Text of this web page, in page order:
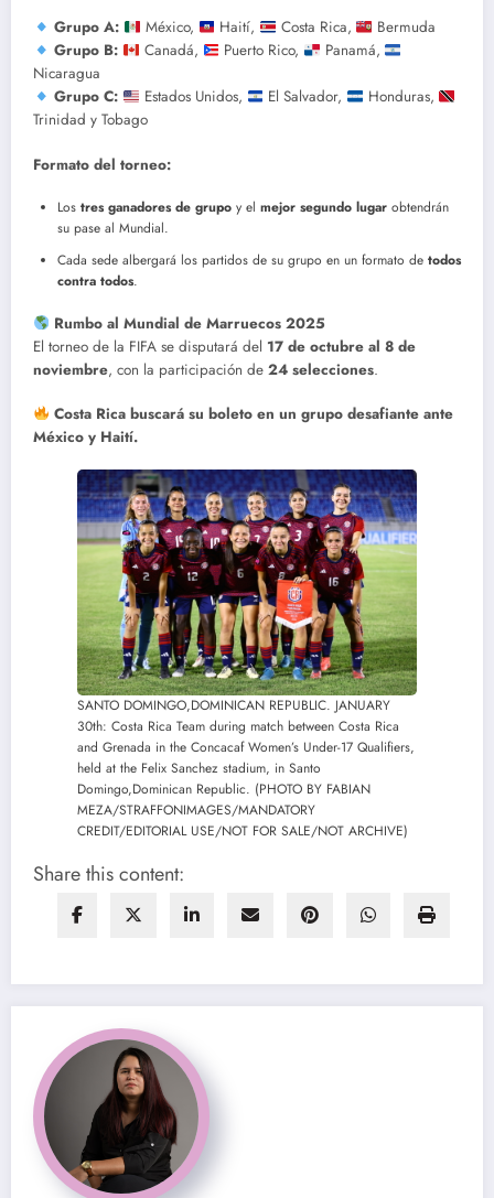
Grupo A: México, Haití, Costa Rica,
Bermuda
Grupo B:
Canadá, Puerto Rico,
Panamá,
Nicaragua
Grupo C:
Estados Unidos, El Salvador,
Honduras,
Trinidad y Tobago
Formato del torneo:
Los tres ganadores de grupo y el mejor segundo lugar obtendrán
su pase al Mundial.
Cada sede albergará los partidos de su grupo en un formato de todos
contra todos.
Rumbo al Mundial de Marruecos 2025
El torneo de la FIFA se disputará del 17 de octubre al 8 de
noviembre, con la participación de 24 selecciones.
Costa Rica buscará su boleto en un grupo desafiante ante
México y Haití.
SANTO DOMINGO,DOMINICAN REPUBLIC. JANUARY
30th: Costa Rica Team during match between Costa Rica
and Grenada in the Concacaf Women’s Under-17 Qualifiers,
held at the Felix Sanchez stadium, in Santo
Domingo,Dominican Republic. (PHOTO BY FABIAN
MEZA/STRAFFONIMAGES/MANDATORY
CREDIT/EDITORIAL USE/NOT FOR SALE/NOT ARCHIVE)
Share this content: